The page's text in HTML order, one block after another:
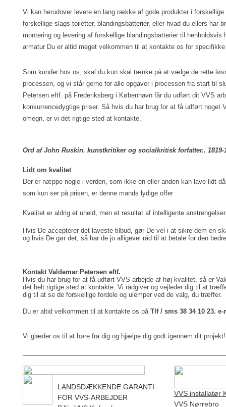
Vi kan herudover levere en lang række af gode produkter i
forskellige slags toiletter, blandingsbatterier, eller hvad du ellers har
montering og levering af forskellige blandingsbatterier til
armatur Du er altid meget velkommen til at kontakte os for
Som kunder hos os, skal du kun skal tænke på at vælge de rette
processen, og vi står gerne for alle opgaver i processen fra start til
Petersen eftf. på Frederiksberg i København får du udført dit VVS
konkurrencedygtige priser. Så hvis du har brug for at få udført noget
omegn, er vi det rigtige sted at kontakte.
Ord af John Ruskin. kunstkritiker og socialkritisk forfatter.. 1819-
Lidt om kvalitet
Der er næppe nogle i verden, som ikke én eller anden kan lave lidt
som kun ser på prisen, er denne mands lydige offer
Kvalitet er aldrig et uheld, men et resultat af intelligente
Hvis De accepterer det laveste tilbud, gør De vel i at sikre dem en
og hvis De gør det, så har de jo alligevel råd til at betale for den
Kontakt Valdemar Petersen eftf.
Hvis du har brug for at få udført VVS arbejde af høj kvalitet, så er
det helt rigtige sted at kontakte. Vi rådgiver og vejleder dig til at
dig til at se de forskellige fordele og ulemper ved de valg, du træffer.
Du er altid velkommen til at kontakte os på Tlf / sms 38 34 10 23.
Vi glæder os til at høre fra dig og hjælpe dig godt igennem dit projekt!
LANDSDÆKKENDE GARANTI
FOR VVS-ARBEJDER
VVS installatør
VVS Nørrebro